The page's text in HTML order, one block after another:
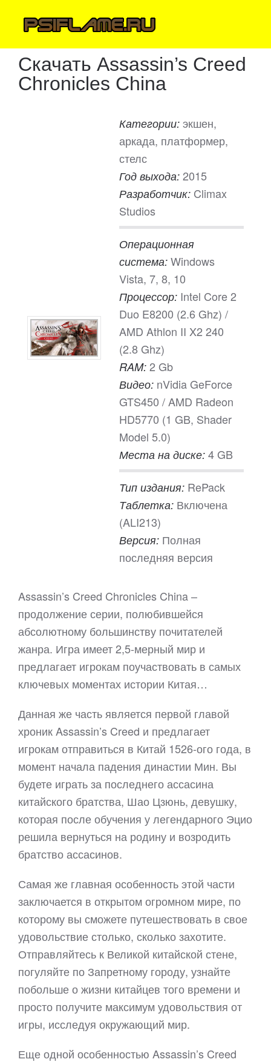
Скачать Assassin’s Creed
Chronicles China
Категории: экшен,
аркада, платформер,
стелс
Год выхода: 2015
Разработчик: Climax
Studios
Операционная
система: Windows
Vista, 7, 8, 10
Процессор: Intel Core 2
Duo E8200 (2.6 Ghz) /
AMD Athlon II X2 240
(2.8 Ghz)
RAM: 2 Gb
Видео: nVidia GeForce
GTS450 / AMD Radeon
HD5770 (1 GB, Shader
Model 5.0)
Места на диске: 4 GB
Тип издания: RePack
Таблетка: Включена
(ALI213)
Версия: Полная
последняя версия
Assassin’s Creed Chronicles China –
продолжение серии, полюбившейся
абсолютному большинству почитателей
жанра. Игра имеет 2,5-мерный мир и
предлагает игрокам поучаствовать в самых
ключевых моментах истории Китая…
Данная же часть является первой главой
хроник Assassin’s Creed и предлагает
игрокам отправиться в Китай 1526-ого года, в
момент начала падения династии Мин. Вы
будете играть за последнего ассасина
китайского братства, Шао Цзюнь, девушку,
которая после обучения у легендарного Эцио
решила вернуться на родину и возродить
братство ассасинов.
Самая же главная особенность этой части
заключается в открытом огромном мире, по
которому вы сможете путешествовать в свое
удовольствие столько, сколько захотите.
Отправляйтесь к Великой китайской стене,
погуляйте по Запретному городу, узнайте
побольше о жизни китайцев того времени и
просто получите максимум удовольствия от
игры, исследуя окружающий мир.
Еще одной особенностью Assassin’s Creed